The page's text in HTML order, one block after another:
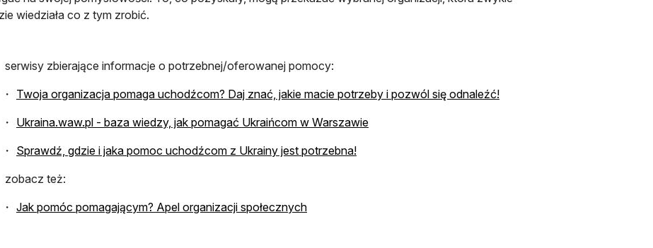
wiedziała co z tym zrobić.
serwisy zbierające informacje o potrzebnej/oferowanej pomocy:
Twoja organizacja pomaga uchodźcom? Daj znać, jakie macie potrzeby i pozwól się odnaleźć!
Ukraina.waw.pl - baza wiedzy, jak pomagać Ukraińcom w Warszawie
Sprawdź, gdzie i jaka pomoc uchodźcom z Ukrainy jest potrzebna!
zobacz też:
Jak pomóc pomagającym? Apel organizacji społecznych